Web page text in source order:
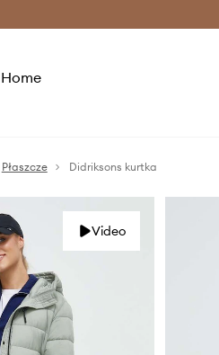
Home
Płaszcze Didriksons kurtka
Video